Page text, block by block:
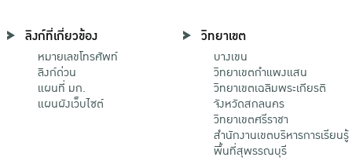
ลิงก์ที่เกี่ยวข้อง
หมายเลขโทรศัพท์
ลิงก์ด่วน
แผนที่ มก.
แผนผังเว็บไซต์
วิทยาเขต
บางเขน
วิทยาเขตกําแพงแสน
วิทยาเขตเฉลิมพระเกียรติ
จังหวัดสกลนคร
วิทยาเขตศรีราชา
สำนักงานเขตบริหารการเรียนรู้
พื้นที่สุพรรณบุรี